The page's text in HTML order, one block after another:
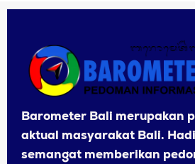
Barometer Bali merupakan
aktual masyarakat Bali.
semangat memberikan